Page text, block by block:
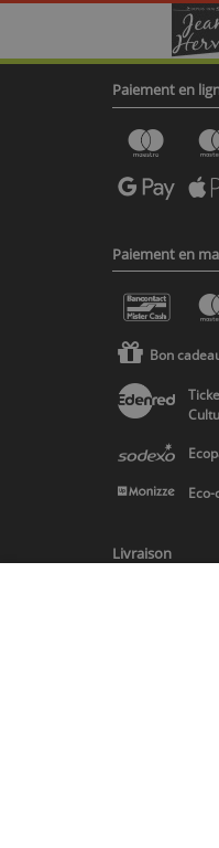
Paiement en
Paiement en
Bon
Livraison
* Livraison en
Tous droits
Conformément au